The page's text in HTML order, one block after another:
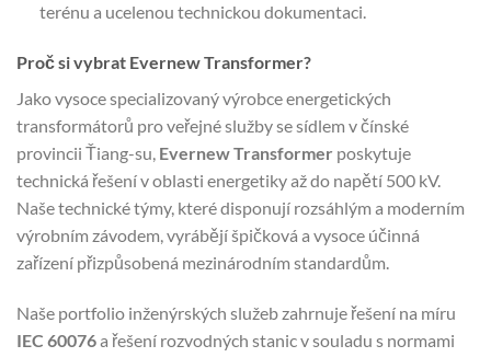
terénu a ucelenou technickou dokumentaci.
Proč si vybrat Evernew Transformer?
Jako vysoce specializovaný výrobce energetických
transformátorů pro veřejné služby se sídlem v čínské
provincii Ťiang-su, Evernew Transformer poskytuje
technická řešení v oblasti energetiky až do napětí 500 kV.
Naše technické týmy, které disponují rozsáhlým a moderním
výrobním závodem, vyrábějí špičková a vysoce účinná
zařízení přizpůsobená mezinárodním standardům.
Naše portfolio inženýrských služeb zahrnuje řešení na míru
IEC 60076a řešení rozvodných stanic v souladu s normami